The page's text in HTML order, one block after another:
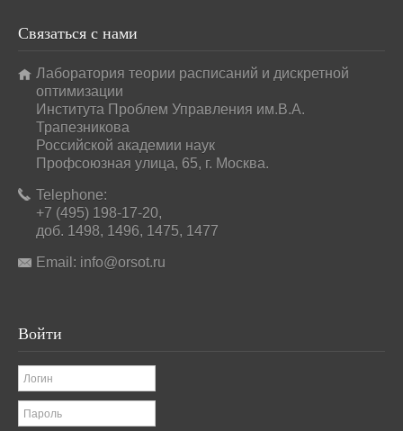
Связаться с нами
Лаборатория теории расписаний и дискретной
оптимизации
Института Проблем Управления им.В.А.
Трапезникова
Российской академии наук
Профсоюзная улица, 65, г. Москва.
Telephone:
+7 (495) 198-17-20,
доб. 1498, 1496, 1475, 1477
Email: info@orsot.ru
Войти